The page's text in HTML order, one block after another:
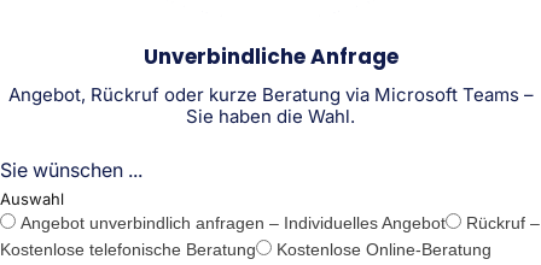
Unverbindliche Anfrage
Angebot, Rückruf oder kurze Beratung via Microsoft Teams –
Sie haben die Wahl.
Sie wünschen ...
Auswahl
Angebot unverbindlich anfragen – Individuelles Angebot
Rückruf –
Kostenlose telefonische Beratung
Kostenlose Online-Beratung